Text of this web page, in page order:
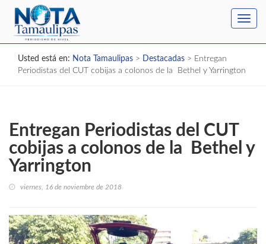
Usted está en: Nota Tamaulipas > Destacadas > Entregan
Periodistas del CUT cobijas a colonos de la Bethel y Yarrington
Entregan Periodistas del CUT
cobijas a colonos de la Bethel y
Yarrington
viernes, 16 de noviembre de 2018